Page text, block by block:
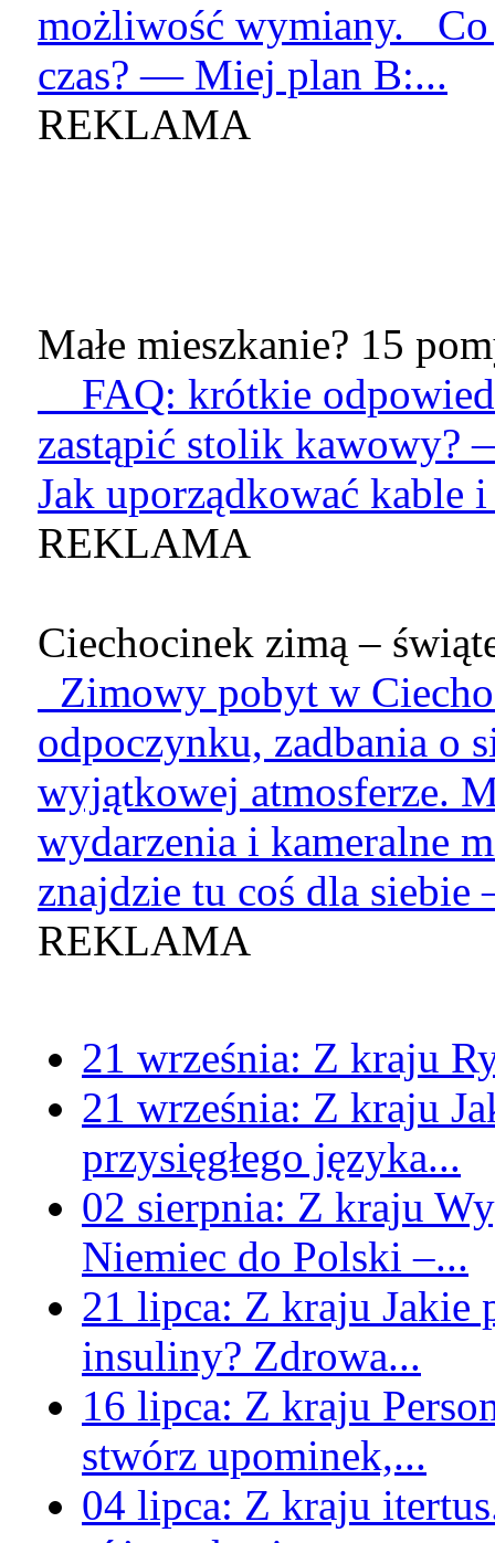
możliwość wymiany. Co
czas? — Miej plan B:...
REKLAMA
Małe mieszkanie? 15
FAQ: krótkie
zastąpić stolik
Jak uporządkować kable
REKLAMA
Ciechocinek zimą –
Zimowy pobyt w
odpoczynku, zadbania o
wyjątkowej atmosferze.
wydarzenia i kameralne
znajdzie tu coś dla siebie
REKLAMA
21 września: Z kraju
21 września: Z kraju
przysięgłego języka...
02 sierpnia: Z kraju
Niemiec do Polski –...
21 lipca: Z kraju Jakie
insuliny? Zdrowa...
16 lipca: Z kraju
stwórz upominek,...
04 lipca: Z kraju